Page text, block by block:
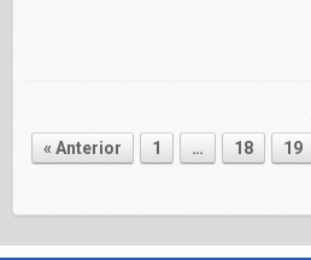
Navegador de
« Anterior 1 … 18 19